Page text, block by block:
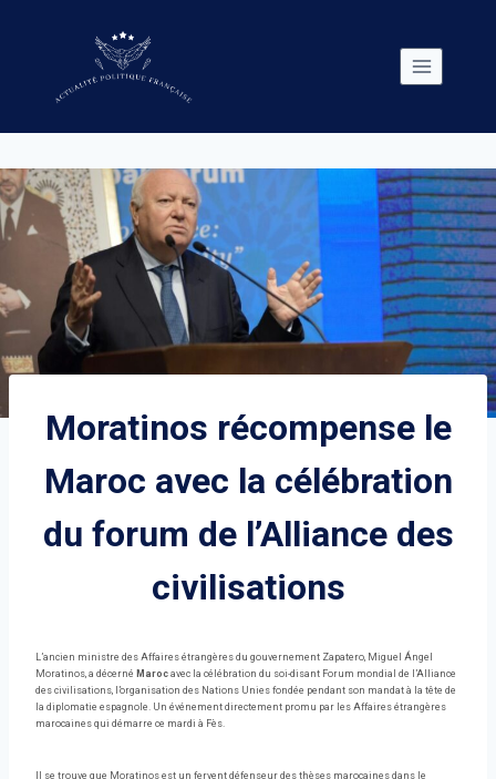
Moratinos récompense le
Maroc avec la célébration
du forum de l’Alliance des
civilisations
L’ancien ministre des Affaires étrangères du gouvernement Zapatero, Miguel Ángel
Moratinos, a décerné Maroc avec la célébration du soi-disant Forum mondial de l’Alliance
des civilisations, l’organisation des Nations Unies fondée pendant son mandat à la tête de
la diplomatie espagnole. Un événement directement promu par les Affaires étrangères
marocaines qui démarre ce mardi à Fès.
Il se trouve que Moratinos est un fervent défenseur des thèses marocaines dans le